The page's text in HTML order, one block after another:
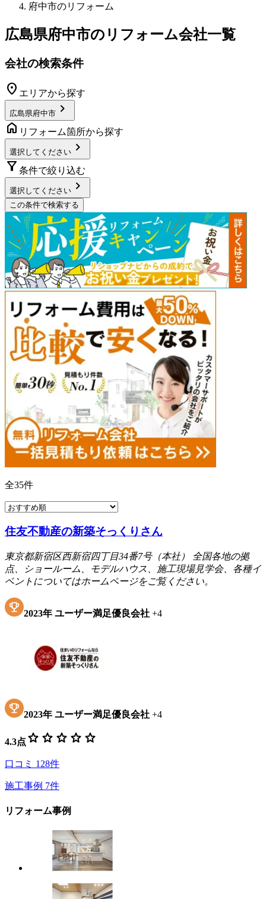
府中市のリフォーム
広島県府中市のリフォーム会社一覧
会社の検索条件
location_on エリアから探す
広島県府中市 chevron_right
home リフォーム箇所から探す
選択してください chevron_right
filter_alt 条件で絞り込む
選択してください chevron_right
この条件で検索する
全35件
住友不動産の新築そっくりさん
東京都新宿区西新宿四丁目34番7号（本社） 全国各地の拠
点、ショールーム、モデルハウス、施工現場見学会、各種イ
ベントについてはホームページをご覧ください。
2023年 ユーザー満足優良会社 +4
2023年 ユーザー満足優良会社 +4
4.3点 star star star star star
口コミ 128件
施工事例 7件
リフォーム事例